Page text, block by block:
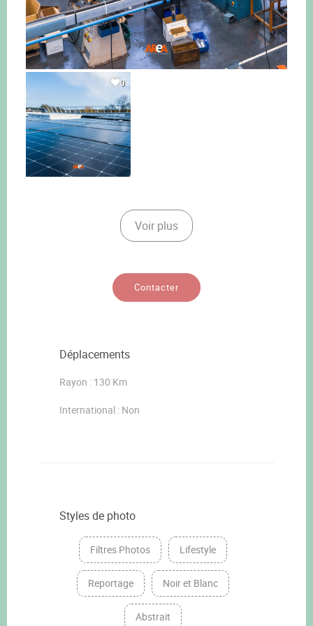
0
Voir plus
Contacter
Déplacements
Rayon : 130 Km
International : Non
Styles de photo
Filtres Photos Lifestyle
Reportage Noir et Blanc
Abstrait